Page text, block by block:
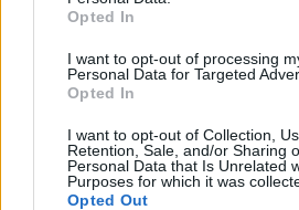
Opted In
I want to opt-out of processing
Personal Data for Targeted
Opted In
I want to opt-out of Collection,
Retention, Sale, and/or Sharing
Personal Data that Is Unrelated
Purposes for which it was
Opted Out
színművészt, aki ugyancsak
főszereplőt…